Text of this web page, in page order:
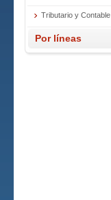
Tributario y Contable
Por líneas